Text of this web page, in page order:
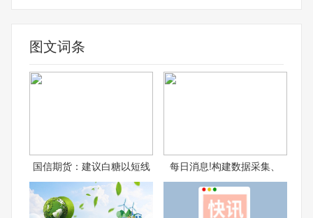
图文词条
国信期货：建议白糖以短线 每日消息!构建数据采集、